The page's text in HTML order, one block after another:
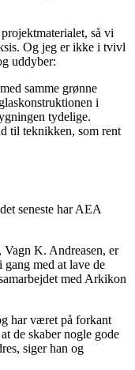
så vi
Og jeg er ikke i tvivl
uddyber:
samme grønne
i
tydelige.
til teknikken, som rent
seneste har AEA
K. Andreasen, er
med at lave de
med Arkikon
har været på forkant
de skaber nogle gode
siger han og